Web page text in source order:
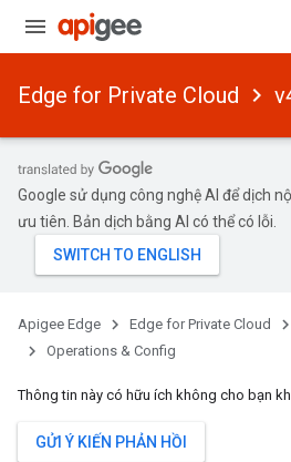
Edge for Private Cloud
Google sử dụng công nghệ AI để dịch
ưu tiên. Bản dịch bằng AI có thể có lỗi.
Apigee Edge Edge for Private Cloud
Operations & Config
Thông tin này có hữu ích không cho bạn
GỬI Ý KIẾN PHẢN HỒI